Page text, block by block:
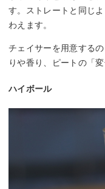
す。ストレートと同じ
わえます。
チェイサーを用意する
りや香り、ピートの「
ハイボール